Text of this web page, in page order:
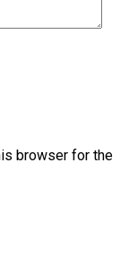
browser for the